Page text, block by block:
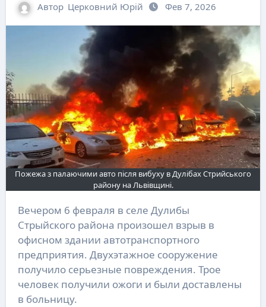
Автор Церковний Юрій Фев 7, 2026
Пожежа з палаючими авто після вибуху в Дулібах Стрийського
району на Львівщині.
Вечером 6 февраля в селе Дулибы
Стрыйского района произошел взрыв в
офисном здании автотранспортного
предприятия. Двухэтажное сооружение
получило серьезные повреждения. Трое
человек получили ожоги и были доставлены
в больницу.